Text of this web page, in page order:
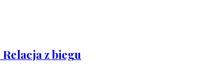
z biegu